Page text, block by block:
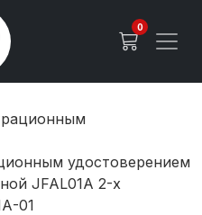
0
удостоверением
JFAL01A 2-х
01